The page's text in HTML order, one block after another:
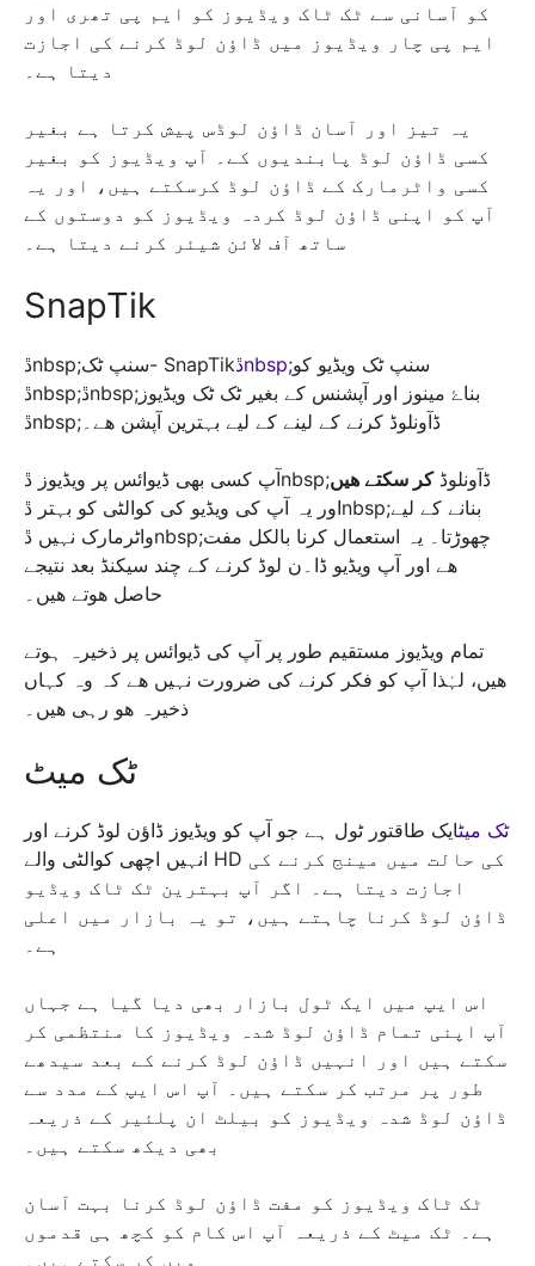
کو آسانی سے ٹک ٹاک ویڈیوز کو ایم پی تھری اور
ایم پی چار ویڈیوز میں ڈاؤن لوڈ کرنے کی اجازت
دیتا ہے۔
یہ تیز اور آسان ڈاؤن لوڈس پیش کرتا ہے بغیر
کسی ڈاؤن لوڈ پابندیوں کے۔ آپ ویڈیوز کو بغیر
کسی واٹرمارک کے ڈاؤن لوڈ کرسکتے ہیں، اور یہ
آپ کو اپنی ڈاؤن لوڈ کردہ ویڈیوز کو دوستوں کے
ساتھ آف لائن شیئر کرنے دیتا ہے۔
SnapTik
ڐnbsp;سنپ ٹک- SnapTik ڐnbsp;سنپ ٹک ویڈیو کو
ڐnbsp;ڐnbsp;بناۓ مینوز اور آپشنس کے بغیر ٹک ٹک ویڈیوز
ڐnbsp;ڈآونلوڈ کرنے کے لینے کے لیے بہترین آپشن ھے۔
آپ کسی بھی ڈیوائس پر ویڈیوز ڐnbsp;ڈآونلوڈکر سکتے ھیں
اور یہ آپ کی ویڈیو کی کوالٹی کو بہتر ڐnbsp;بنانے کے لیے
واٹرمارک نہیں ڐnbsp;چھوڑتا۔ یہ استعمال کرنا بالکل مفت
ھے اور آپ ویڈیو ڈا۔ن لوڈ کرنے کے چند سیکنڈ بعد نتیجے
حاصل ھوتے ھیں۔
تمام ویڈیوز مستقیم طور پر آپ کی ڈیوائس پر ذخیرہ ہوتے
ھیں، لہٰذا آپ کو فکر کرنے کی ضرورت نہیں ھے کہ وہ کہاں
ذخیرہ ھو رہی ھیں۔
ٹک میٹ
ٹک میٹایک طاقتور ٹول ہے جو آپ کو ویڈیوز ڈاؤن لوڈ کرنے اور
انہیں اچھی کوالٹی والے HD کی حالت میں مینج کرنے کی
اجازت دیتا ہے۔ اگر آپ بہترین ٹک ٹاک ویڈیو
ڈاؤن لوڈ کرنا چاہتے ہیں، تو یہ بازار میں اعلی
ہے۔
اس ایپ میں ایک ٹول بازار بھی دیا گیا ہے جہاں
آپ اپنی تمام ڈاؤن لوڈ شدہ ویڈیوز کا منتظمی کر
سکتے ہیں اور انہیں ڈاؤن لوڈ کرنے کے بعد سیدھے
طور پر مرتب کر سکتے ہیں۔ آپ اس ایپ کے مدد سے
ڈاؤن لوڈ شدہ ویڈیوز کو بیلٹ ان پلئیر کے ذریعہ
بھی دیکھ سکتے ہیں۔
ٹک ٹاک ویڈیوز کو مفت ڈاؤن لوڈ کرنا بہت آسان
ہے۔ ٹک میٹ کے ذریعہ آپ اس کام کو کچھ ہی قدموں
میں کر سکتے ہیں۔